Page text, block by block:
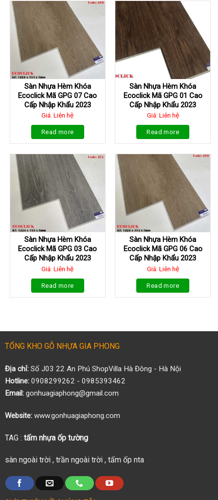
Sàn Nhựa Hèm Khóa
Ecoclick Mã GPG 07 Cao
Cấp Nhập Khẩu 2023
Giá: Liên hệ
Read more
Sàn Nhựa Hèm Khóa
Ecoclick Mã GPG 01 Cao
Cấp Nhập Khẩu 2023
Giá: Liên hệ
Read more
Sàn Nhựa Hèm Khóa
Ecoclick Mã GPG 03 Cao
Cấp Nhập Khẩu 2023
Giá: Liên hệ
Read more
Sàn Nhựa Hèm Khóa
Ecoclick Mã GPG 06 Cao
Cấp Nhập Khẩu 2023
Giá: Liên hệ
Read more
TỔNG KHO GỖ NHỰA GIA PHONG
Địa chỉ:Số J03 22 An Phú ShopVilla Hà Đông - Hà Nội
Hotline:0908299262 - 0985393462
Email:gonhuagiaphong@gmail.com
Website:www.gonhuagiaphong.com
TAG : tấm nhựa ốp tường
sàn ngoài trời, trần ngoài trời, tấm ốp nta